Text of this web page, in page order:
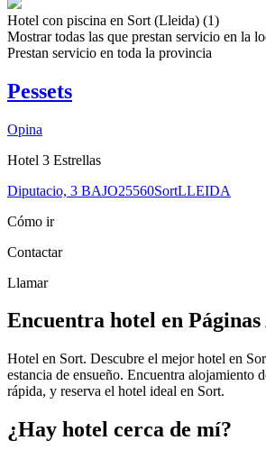
Hotel con piscina en Sort (Lleida) (1)
Mostrar todas las que prestan servicio en la
Prestan servicio en toda la provincia
Pessets
Opina
Hotel 3 Estrellas
Diputacio, 3 BAJO25560SortLLEIDA
Cómo ir
Contactar
Llamar
Encuentra hotel en
Hotel en Sort. Descubre el mejor hotel en
estancia de ensueño. Encuentra alojamiento
rápida, y reserva el hotel ideal en Sort.
¿Hay hotel cerca de mí?